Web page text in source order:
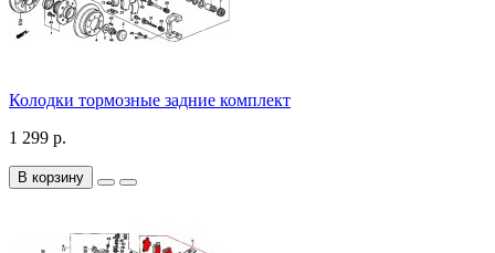
Колодки тормозные задние комплект
1 299 р.
В корзину